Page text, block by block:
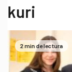
kuri
2 min de lectura